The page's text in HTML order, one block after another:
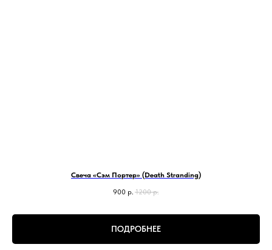
Свеча «Сэм Портер» (Death Stranding)
900 р. 1200 р.
ПОДРОБНЕЕ